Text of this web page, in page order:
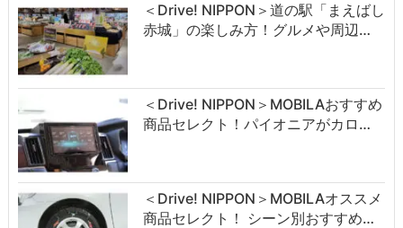
＜Drive! NIPPON＞道の駅「まえばし
赤城」の楽しみ方！グルメや周辺…
＜Drive! NIPPON＞MOBILAおすすめ
商品セレクト！パイオニアがカロ…
＜Drive! NIPPON＞MOBILAオススメ
商品セレクト！ シーン別おすすめ…